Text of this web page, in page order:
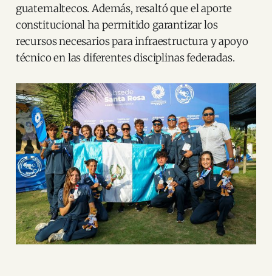
guatemaltecos. Además, resaltó que el aporte
constitucional ha permitido garantizar los
recursos necesarios para infraestructura y apoyo
técnico en las diferentes disciplinas federadas.